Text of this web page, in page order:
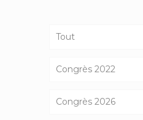
Tout
Congrès 2022
Congrès 2026